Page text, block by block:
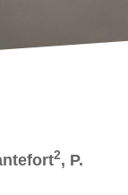
2, P.